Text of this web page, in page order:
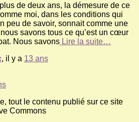
de deux ans, la démesure de ce
moi, dans les conditions qui
peu de savoir, sonnait comme une
savons tous ce qu’est un cœur
Nous savons Lire la suite…
, il y a 13 ans
tout le contenu publié sur ce site
Commons